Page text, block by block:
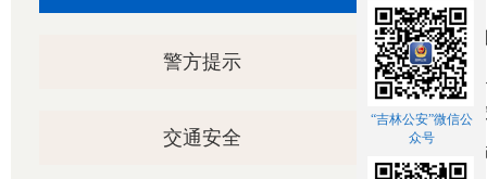
警方提示
交通安全
公安
事关
“吉林公安”微信公
众号